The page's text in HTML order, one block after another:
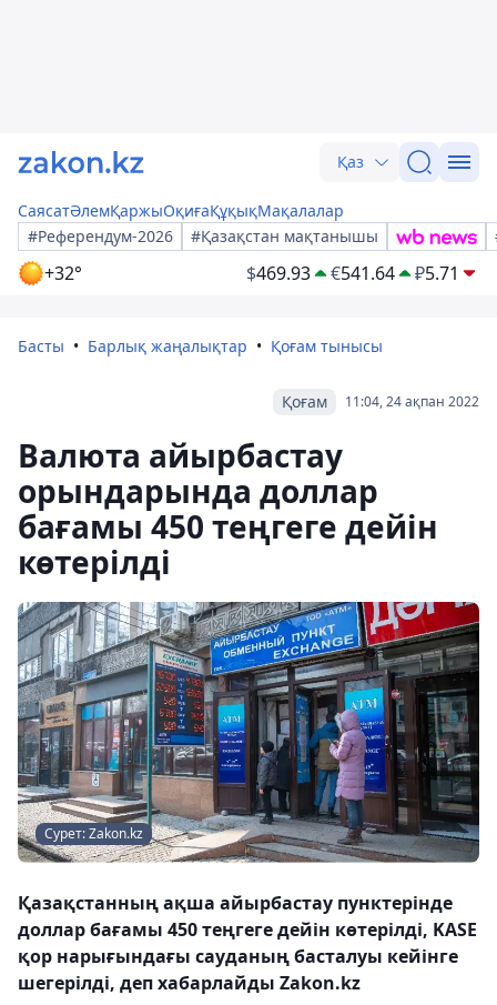
Қаз
СаясатӘлемҚаржыОқиғаҚұқықМақалалар
#Референдум-2026
#Қазақстан мақтанышы
+32° $469.93 €541.64 ₽5.71
Басты Барлық жаңалықтар Қоғам тынысы
11:04, 24 ақпан 2022
Қоғам
Валюта айырбастау
орындарында доллар
бағамы 450 теңгеге дейін
көтерілді
Сурет: Zakon.kz
Қазақстанның ақша айырбастау пунктерінде
доллар бағамы 450 теңгеге дейін көтерілді, KASE
қор нарығындағы сауданың басталуы кейінге
шегерілді, деп хабарлайды Zakon.kz